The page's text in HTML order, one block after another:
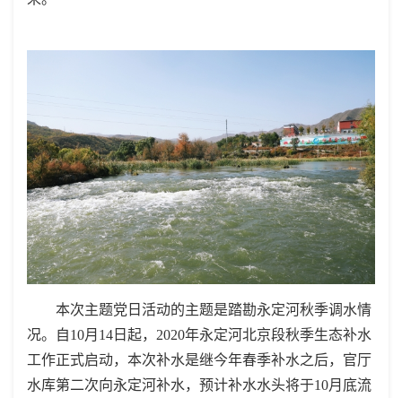
本次主题党日活动的主题是踏勘永定河秋季调水情
况。自10月14日起，2020年永定河北京段秋季生态补水
工作正式启动，本次补水是继今年春季补水之后，官厅
水库第二次向永定河补水，预计补水水头将于10月底流